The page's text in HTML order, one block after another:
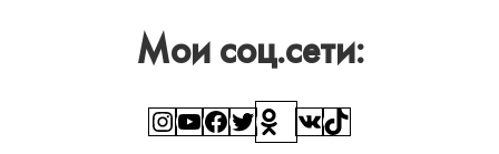
Мои соц.сети:
Instagram
YouTube
Facebook
TwitterСсылкаВКонтакте
TikTok